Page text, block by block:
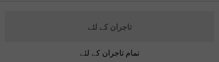
تاجران کے لئے
تمام تاجران کے لئے